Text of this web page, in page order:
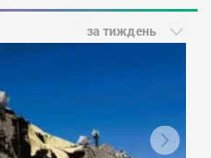
за тиждень